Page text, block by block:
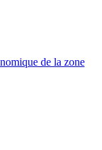
de la zone